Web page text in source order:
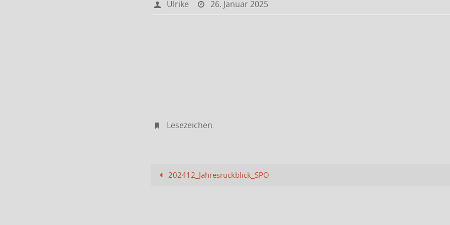
Ulrike 26. Januar 2025
Lesezeichen.
202412_Jahresrückblick_SPO